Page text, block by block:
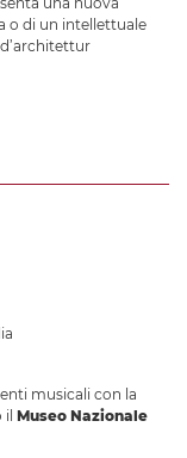
o di un intellettuale
musicali con la
Museo Nazionale